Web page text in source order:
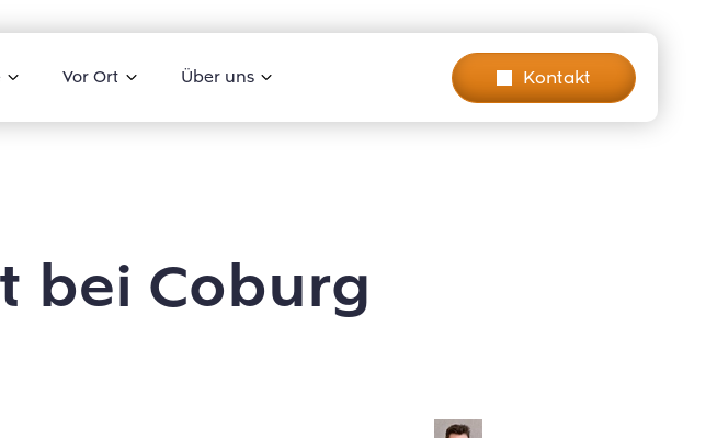
Vor Ort Über uns Kontakt
bei Coburg